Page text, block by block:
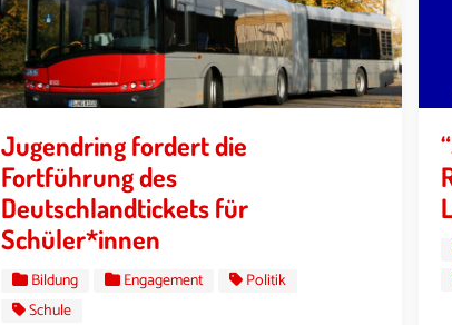
Jugendring fordert die
Fortführung des
Deutschlandtickets für
Schüler*innen
Bildung Engagement
Politik
Schule